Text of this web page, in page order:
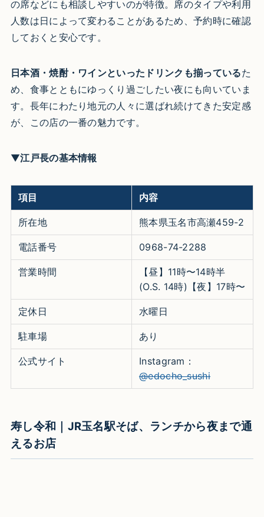
の席などにも相談しやすいのが特徴。席のタイプや利用
人数は日によって変わることがあるため、予約時に確認
しておくと安心です。
日本酒・焼酎・ワインといったドリンクも揃っているた
め、食事とともにゆっくり過ごしたい夜にも向いていま
す。長年にわたり地元の人々に選ばれ続けてきた安定感
が、この店の一番の魅力です。
▼江戸長の基本情報
項目 内容
所在地 熊本県玉名市高瀬459-2
電話番号 0968-74-2288
営業時間
【昼】11時〜14時半
(O.S. 14時)【夜】17時〜
定休日 水曜日
駐車場 あり
公式サイト
Instagram：
@edocho_sushi
寿し令和｜JR玉名駅そば、ランチから夜まで通
えるお店